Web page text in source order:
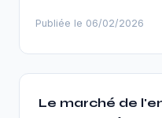
Publiée le 06/02/2026
Le marché de